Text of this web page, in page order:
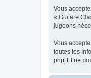
Vous
« Guitare
jugeons
Vous
toutes les
phpBB ne